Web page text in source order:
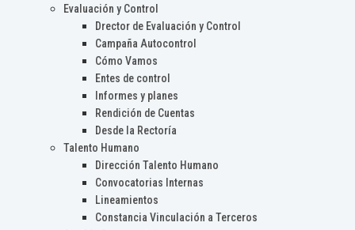
Evaluación y Control
Drector de Evaluación y Control
Campaña Autocontrol
Cómo Vamos
Entes de control
Informes y planes
Rendición de Cuentas
Desde la Rectoría
Talento Humano
Dirección Talento Humano
Convocatorias Internas
Lineamientos
Constancia Vinculación a Terceros